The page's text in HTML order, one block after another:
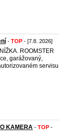
- TOP - [7.8. 2026]
ROOMSTER
garážovaný,
servisu
KAMERA - TOP -